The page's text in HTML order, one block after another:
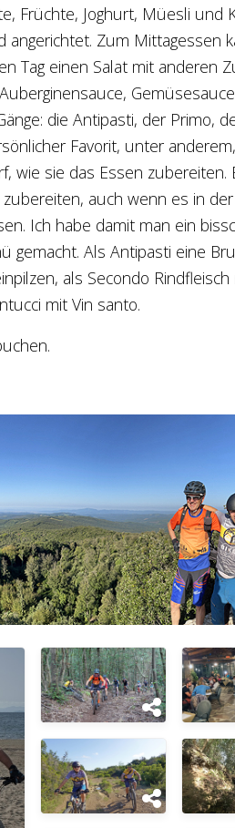
Früchte, Joghurt, Müesli und
Zum Mittagessen
Tag einen Salat mit anderen
die Antipasti, der Primo,
Favorit, unter
wie sie das Essen zubereiten.
auch wenn es in
Ich habe damit man ein
gemacht. Als Antipasti eine
als Secondo Rindfleisch
mit Vin santo.